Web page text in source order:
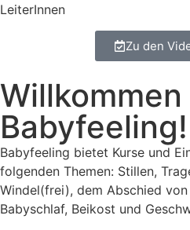
LeiterInnen
Zu den
Babyfeeling!
Babyfeeling bietet Kurse und
folgenden Themen: Stillen,
Windel(frei), dem Abschied
Babyschlaf, Beikost und